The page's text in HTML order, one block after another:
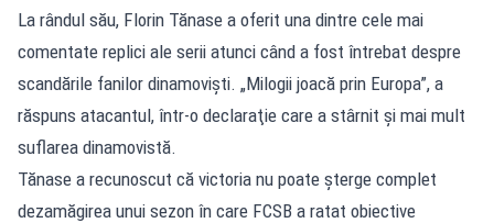
La rândul său, Florin Tănase a oferit una dintre cele mai
comentate replici ale serii atunci când a fost întrebat despre
scandările fanilor dinamovişti. „Milogii joacă prin Europa”, a
răspuns atacantul, într-o declaraţie care a stârnit și mai mult
suflarea dinamovistă.
Tănase a recunoscut că victoria nu poate şterge complet
dezamăgirea unui sezon în care FCSB a ratat obiective